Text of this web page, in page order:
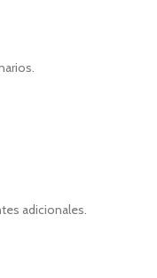
adicionales.